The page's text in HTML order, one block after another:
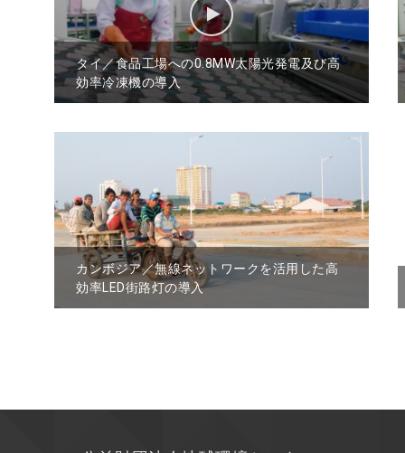
客へ供給される
タイ／食品工場への0.8MW太陽光発電及び高
効率冷凍機の導入
タイにおいて新設する水産・食品工場に太陽
光発電システムおよび自然冷媒を用いた高効
率冷凍機を導入し、CO2排出を削減する。
カンボジア／無線ネットワークを活用した高
効率LED街路灯の導入